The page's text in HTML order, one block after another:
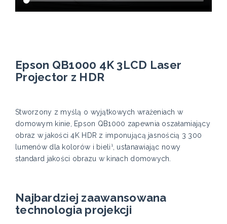
Epson QB1000 4K 3LCD Laser
Projector z HDR
Stworzony z myślą o wyjątkowych wrażeniach w
domowym kinie, Epson QB1000 zapewnia oszałamiający
obraz w jakości 4K HDR z imponującą jasnością 3 300
lumenów dla kolorów i bieli¹, ustanawiając nowy
standard jakości obrazu w kinach domowych.
Najbardziej zaawansowana
technologia projekcji